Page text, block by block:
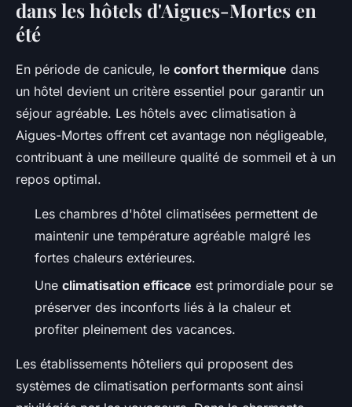
dans les hôtels d'Aigues-Mortes en
été
En période de canicule, le confort thermique dans
un hôtel devient un critère essentiel pour garantir un
séjour agréable. Les hôtels avec climatisation à
Aigues-Mortes offrent cet avantage non négligeable,
contribuant à une meilleure qualité de sommeil et à un
repos optimal.
Les chambres d'hôtel climatisées permettent de
maintenir une température agréable malgré les
fortes chaleurs extérieures.
Une climatisation efficace est primordiale pour se
préserver des inconforts liés à la chaleur et
profiter pleinement des vacances.
Les établissements hôteliers qui proposent des
systèmes de climatisation performants sont ainsi